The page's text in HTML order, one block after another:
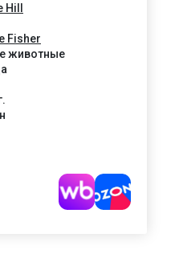
Hill
Fisher
животные